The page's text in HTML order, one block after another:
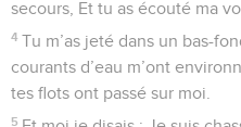
secours, Et tu as écouté ma
4 Tu m’as jeté dans un bas-
courants d’eau m’ont
tes flots ont passé sur moi.
5